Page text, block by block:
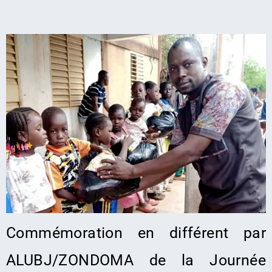
Commémoration en différent par
ALUBJ/ZONDOMA de la Journée